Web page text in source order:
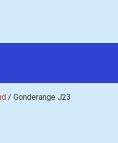
/ Gonderange J23